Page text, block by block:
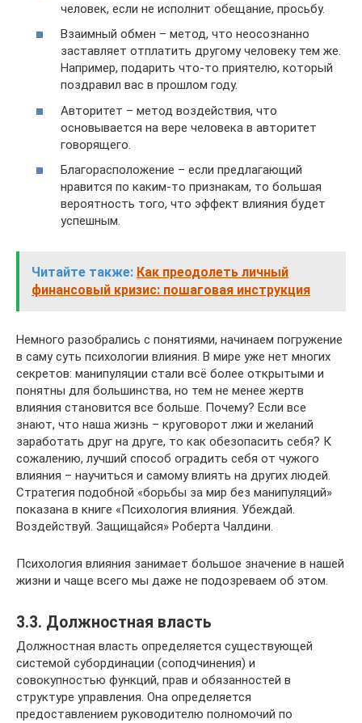
человек, если не исполнит обещание, просьбу.
Взаимный обмен – метод, что неосознанно
заставляет отплатить другому человеку тем же.
Например, подарить что-то приятелю, который
поздравил вас в прошлом году.
Авторитет – метод воздействия, что
основывается на вере человека в авторитет
говорящего.
Благорасположение – если предлагающий
нравится по каким-то признакам, то большая
вероятность того, что эффект влияния будет
успешным.
Читайте также: Как преодолеть личный
финансовый кризис: пошаговая инструкция
Немного разобрались с понятиями, начинаем погружение
в саму суть психологии влияния. В мире уже нет многих
секретов: манипуляции стали всё более открытыми и
понятны для большинства, но тем не менее жертв
влияния становится все больше. Почему? Если все
знают, что наша жизнь – круговорот лжи и желаний
заработать друг на друге, то как обезопасить себя? К
сожалению, лучший способ оградить себя от чужого
влияния – научиться и самому влиять на других людей.
Стратегия подобной «борьбы за мир без манипуляций»
показана в книге «Психология влияния. Убеждай.
Воздействуй. Защищайся» Роберта Чалдини.
Психология влияния занимает большое значение в нашей
жизни и чаще всего мы даже не подозреваем об этом.
3.3. Должностная власть
Должностная власть определяется существующей
системой субординации (соподчинения) и
совокупностью функций, прав и обязанностей в
структуре управления. Она определяется
предоставлением руководителю полномочий по